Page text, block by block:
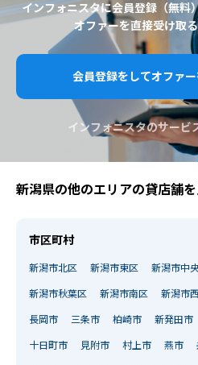
インフォニスタに会員登録（無料
オファーを直接受け取る
会員登録をしてオファ
インフォニスタのサービ
新潟県の他のエリアの貸店舗を
市区町村
新潟市北区 新潟市東区 新潟市中
新潟市秋葉区 新潟市南区 新潟市
長岡市 三条市 柏崎市 新発田市
十日町市 見附市 村上市 燕市